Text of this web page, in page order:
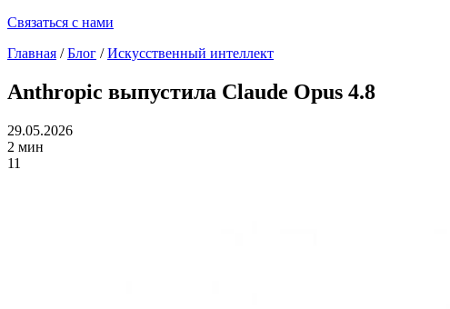
Связаться с нами
Главная /Блог /Искусственный интеллект
Anthropic выпустила Claude Opus 4.8
29.05.2026
2 мин
11